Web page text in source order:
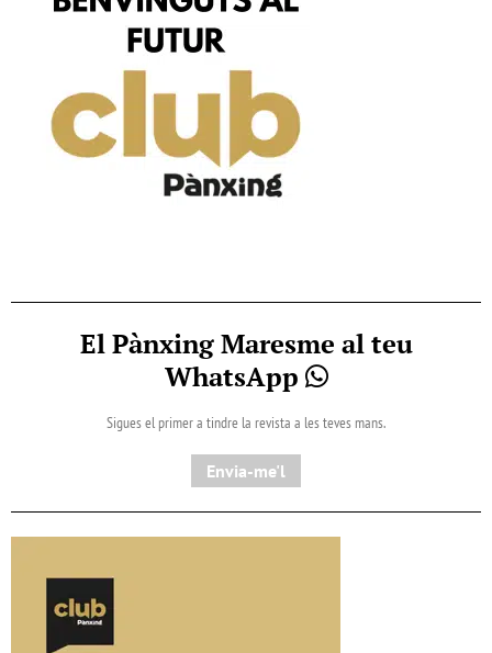
El Pànxing Maresme al teu
WhatsApp
Sigues el primer a tindre la revista a les teves mans.
Envia-me'l